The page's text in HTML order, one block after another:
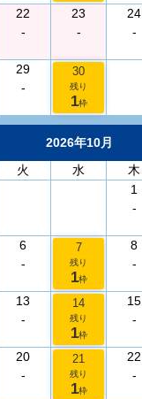
22
-
23
-
24
-
29
-
30
残り
1枠
2026年10月
火 水 木
1
-
6
-
7
残り
1枠
8
-
13
-
14
残り
1枠
15
-
20
-
21
残り
1枠
22
-